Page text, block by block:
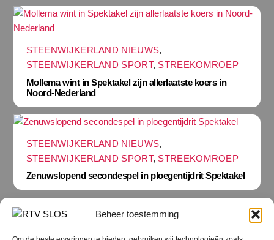
Beheer toestemming
STEENWIJKERLAND NIEUWS,
STEENWIJKERLAND SPORT, STREEKOMROEP
Mollema wint in Spektakel zijn allerlaatste koers in
Noord-Nederland
STEENWIJKERLAND NIEUWS,
STEENWIJKERLAND SPORT, STREEKOMROEP
Zenuwslopend secondespel in ploegentijdrit Spektakel